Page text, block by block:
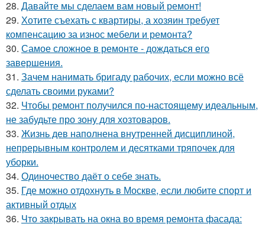
28. Давайте мы сделаем вам новый ремонт!
29. Хотите съехать с квартиры, а хозяин требует
компенсацию за износ мебели и ремонта?
30. Самое сложное в ремонте - дождаться его
завершения.
31. Зачем нанимать бригаду рабочих, если можно всё
сделать своими руками?
32. Чтобы ремонт получился по-настоящему идеальным,
не забудьте про зону для хозтоваров.
33. Жизнь дев наполнена внутренней дисциплиной,
непрерывным контролем и десятками тряпочек для
уборки.
34. Одиночество даёт о себе знать.
35. Где можно отдохнуть в Москве, если любите спорт и
активный отдых
36. Что закрывать на окна во время ремонта фасада: